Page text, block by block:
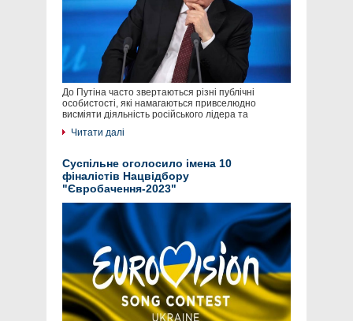
До Путіна часто звертаються різні публічні
особистості, які намагаються привселюдно
висміяти діяльність російського лідера та
Читати далі
Суспільне оголосило імена 10
фіналістів Нацвідбору
"Євробачення-2023"